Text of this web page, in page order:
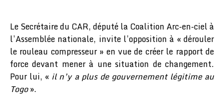
Le Secrétaire du CAR, député la Coalition Arc-en-ciel à
l’Assemblée nationale, invite l’opposition à « dérouler
le rouleau compresseur » en vue de créer le rapport de
force devant mener à une situation de changement.
Pour lui, « il n’y a plus de gouvernement légitime au
Togo».